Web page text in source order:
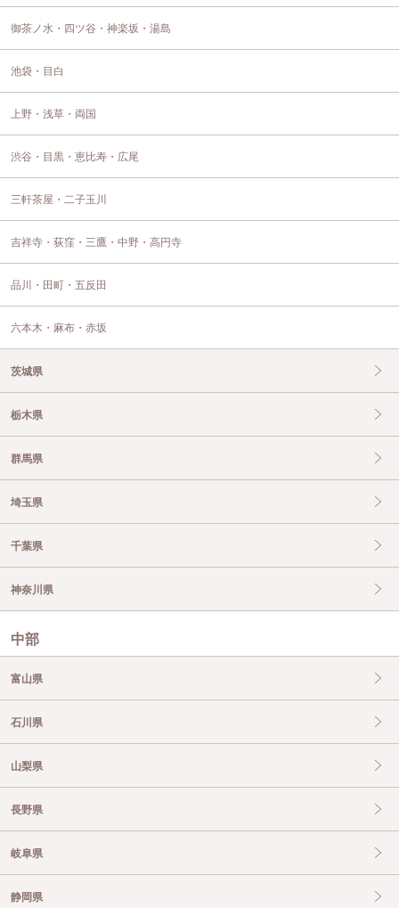
御茶ノ水・四ツ谷・神楽坂・湯島
池袋・目白
上野・浅草・両国
渋谷・目黒・恵比寿・広尾
三軒茶屋・二子玉川
吉祥寺・荻窪・三鷹・中野・高円寺
品川・田町・五反田
六本木・麻布・赤坂
茨城県
栃木県
群馬県
埼玉県
千葉県
神奈川県
中部
富山県
石川県
山梨県
長野県
岐阜県
静岡県